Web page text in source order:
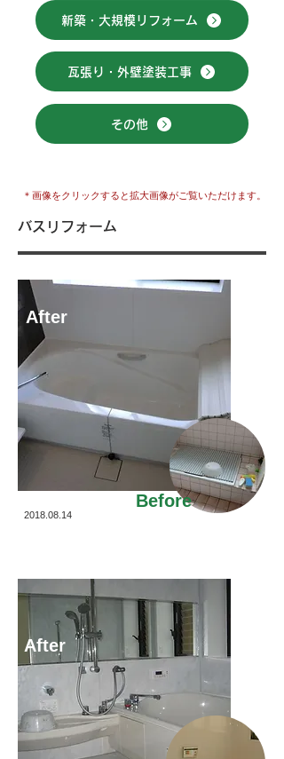
新築・大規模リフォーム
瓦張り・外壁塗装工事
その他
​＊画像をクリックすると拡大画像がご覧いただけます。
バスリフォーム
2018.08.14
After
Before
After